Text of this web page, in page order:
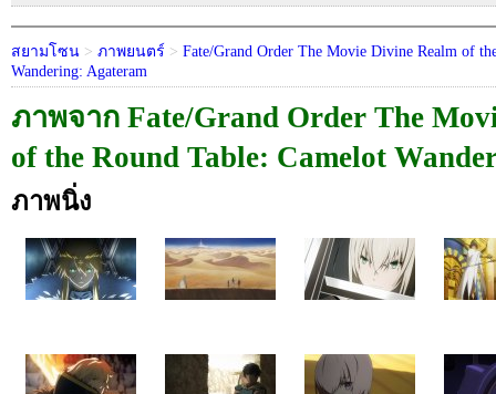
สยามโซน > ภาพยนตร์ > Fate/Grand Order The Movie Divine Realm of
Wandering: Agateram
ภาพจาก Fate/Grand Order The
of the Round Table: Camelot
ภาพนิ่ง